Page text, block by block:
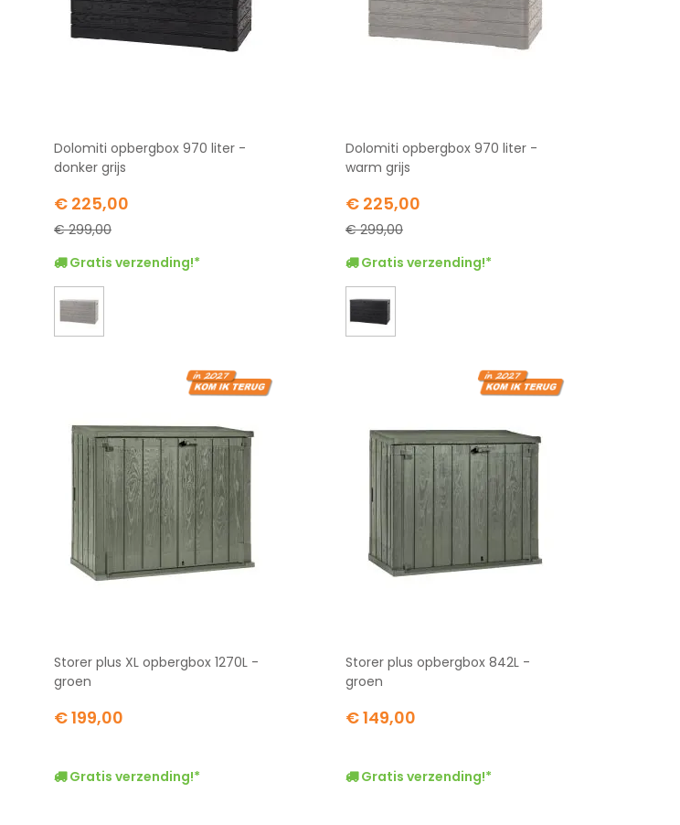
Dolomiti opbergbox 970 liter -
donker grijs
Special
Price
€ 225,00
€ 299,00
Gratis verzending!*
Dolomiti opbergbox 970 liter -
warm grijs
Special
Price
€ 225,00
€ 299,00
Gratis verzending!*
Storer plus XL opbergbox 1270L -
groen
€ 199,00
Gratis verzending!*
Storer plus opbergbox 842L -
groen
€ 149,00
Gratis verzending!*